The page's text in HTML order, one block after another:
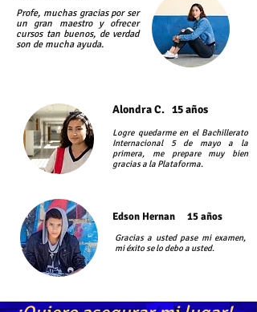
Profe, muchas gracias por ser
un gran maestro y ofrecer
cursos tan buenos, de verdad
son de mucha ayuda.
AlondraC. 15 años
Logre quedarme en el Bachillerato
Internacional 5 de mayo a la
primera, me prepare muy bien
gracias a la Plataforma.
Edson Hernan 15 años
Gracias a usted pase mi examen,
mi éxito se lo debo a usted.